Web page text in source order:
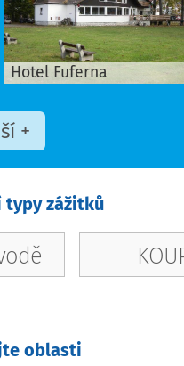
Hotel Fuferna
+
zážitků
oblasti